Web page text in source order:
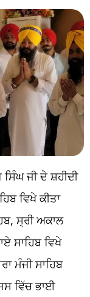
ਜੀ ਦੇ ਸ਼ਹੀਦੀ
ਵਿਖੇ ਕੀਤਾ
ਸ੍ਰੀ ਅਕਾਲ
ਸਾਹਿਬ ਵਿਖੇ
ਮੰਜੀ ਸਾਹਿਬ
ਵਿੱਚ ਭਾਈ